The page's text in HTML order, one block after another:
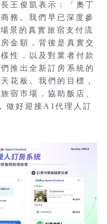
王俊凱表示：「奧丁
務。我們早已深度參
景的真實旅宿支付流
金額，背後是真實交
性，以及對業者付款
推出全新訂房系統的
花板。我們的目標，
宿市場，協助飯店、
做好迎接AI代理人訂